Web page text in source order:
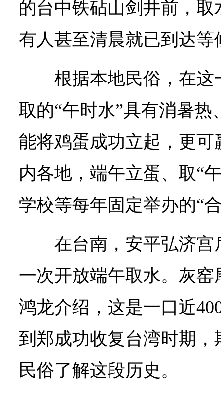
的台中铁砧山剑井前，
有人甚至清晨就已到达等
根据本地民俗，在
取的“午时水”具有消暑
能将鸡蛋成功立起，更
内各地，端午立蛋、取“
学校等每年固定举办的“
在台南，安平弘济
一次开放端午取水。灰
鸿龙介绍，这是一口近
到郑成功收复台湾时期
民俗了解这段历史。